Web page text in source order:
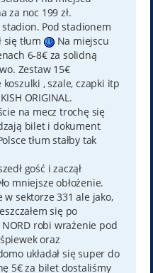
za noc 199 zł.
Pod stadionem
tłum
Na miejscu
6-8€ za solidną
Zestaw 15€
, szale, czapki itp
ORIGINAL.
na mecz trochę się
bilet i dokument
tłum stałby tak
gość i zaczął
mniejsze obłożenie.
w sektorze 331 ale jako,
się po
NORD robi wrażenie pod
oraz
układał się super do
5€ za bilet dostaliśmy